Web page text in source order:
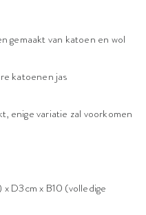
gemaakt van katoen en wol
katoenen jas
enige variatie zal voorkomen
D3cm x B10 (volledige